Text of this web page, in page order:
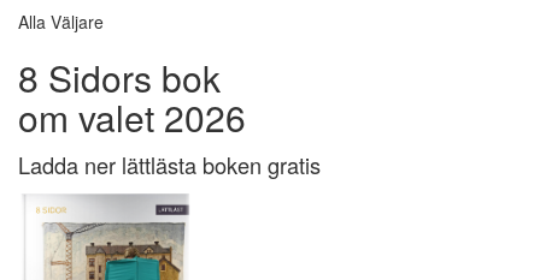
Alla Väljare
8 Sidors bok
om valet 2026
Ladda ner lättlästa boken gratis